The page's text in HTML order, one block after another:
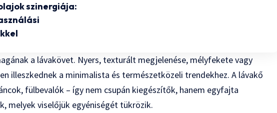
szinergiája:
a lávakövet. Nyers, texturált megjelenése, mélyfekete vagy
illeszkednek a minimalista és természetközeli trendekhez. A lávakő
fülbevalók – így nem csupán kiegészítők, hanem egyfajta
melyek viselőjük egyéniségét tükrözik.